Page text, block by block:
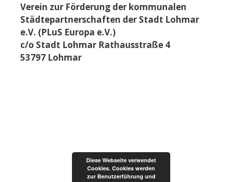
Verein zur Förderung der kommunalen
Städtepartnerschaften der Stadt Lohmar
e.V. (PLuS Europa e.V.)
c/o Stadt Lohmar Rathausstraße 4
53797 Lohmar
Diese Webseite verwendet
Cookies. Cookies werden
zur Benutzerführung und